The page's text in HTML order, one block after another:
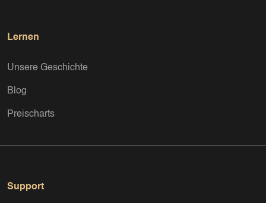
Lernen
Unsere Geschichte
Blog
Preischarts
Support